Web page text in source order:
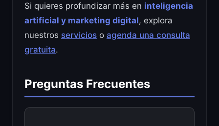
Si quieres profundizar más en inteligencia
artificial y marketing digital, explora
nuestros servicios o agenda una consulta
gratuita.
Preguntas Frecuentes